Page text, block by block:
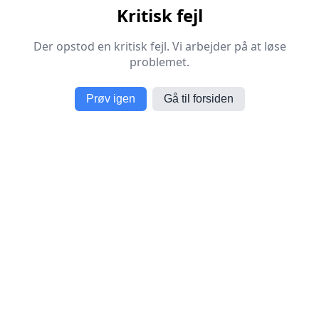
Kritisk fejl
Der opstod en kritisk fejl. Vi arbejder på at løse
problemet.
Prøv igen Gå til forsiden